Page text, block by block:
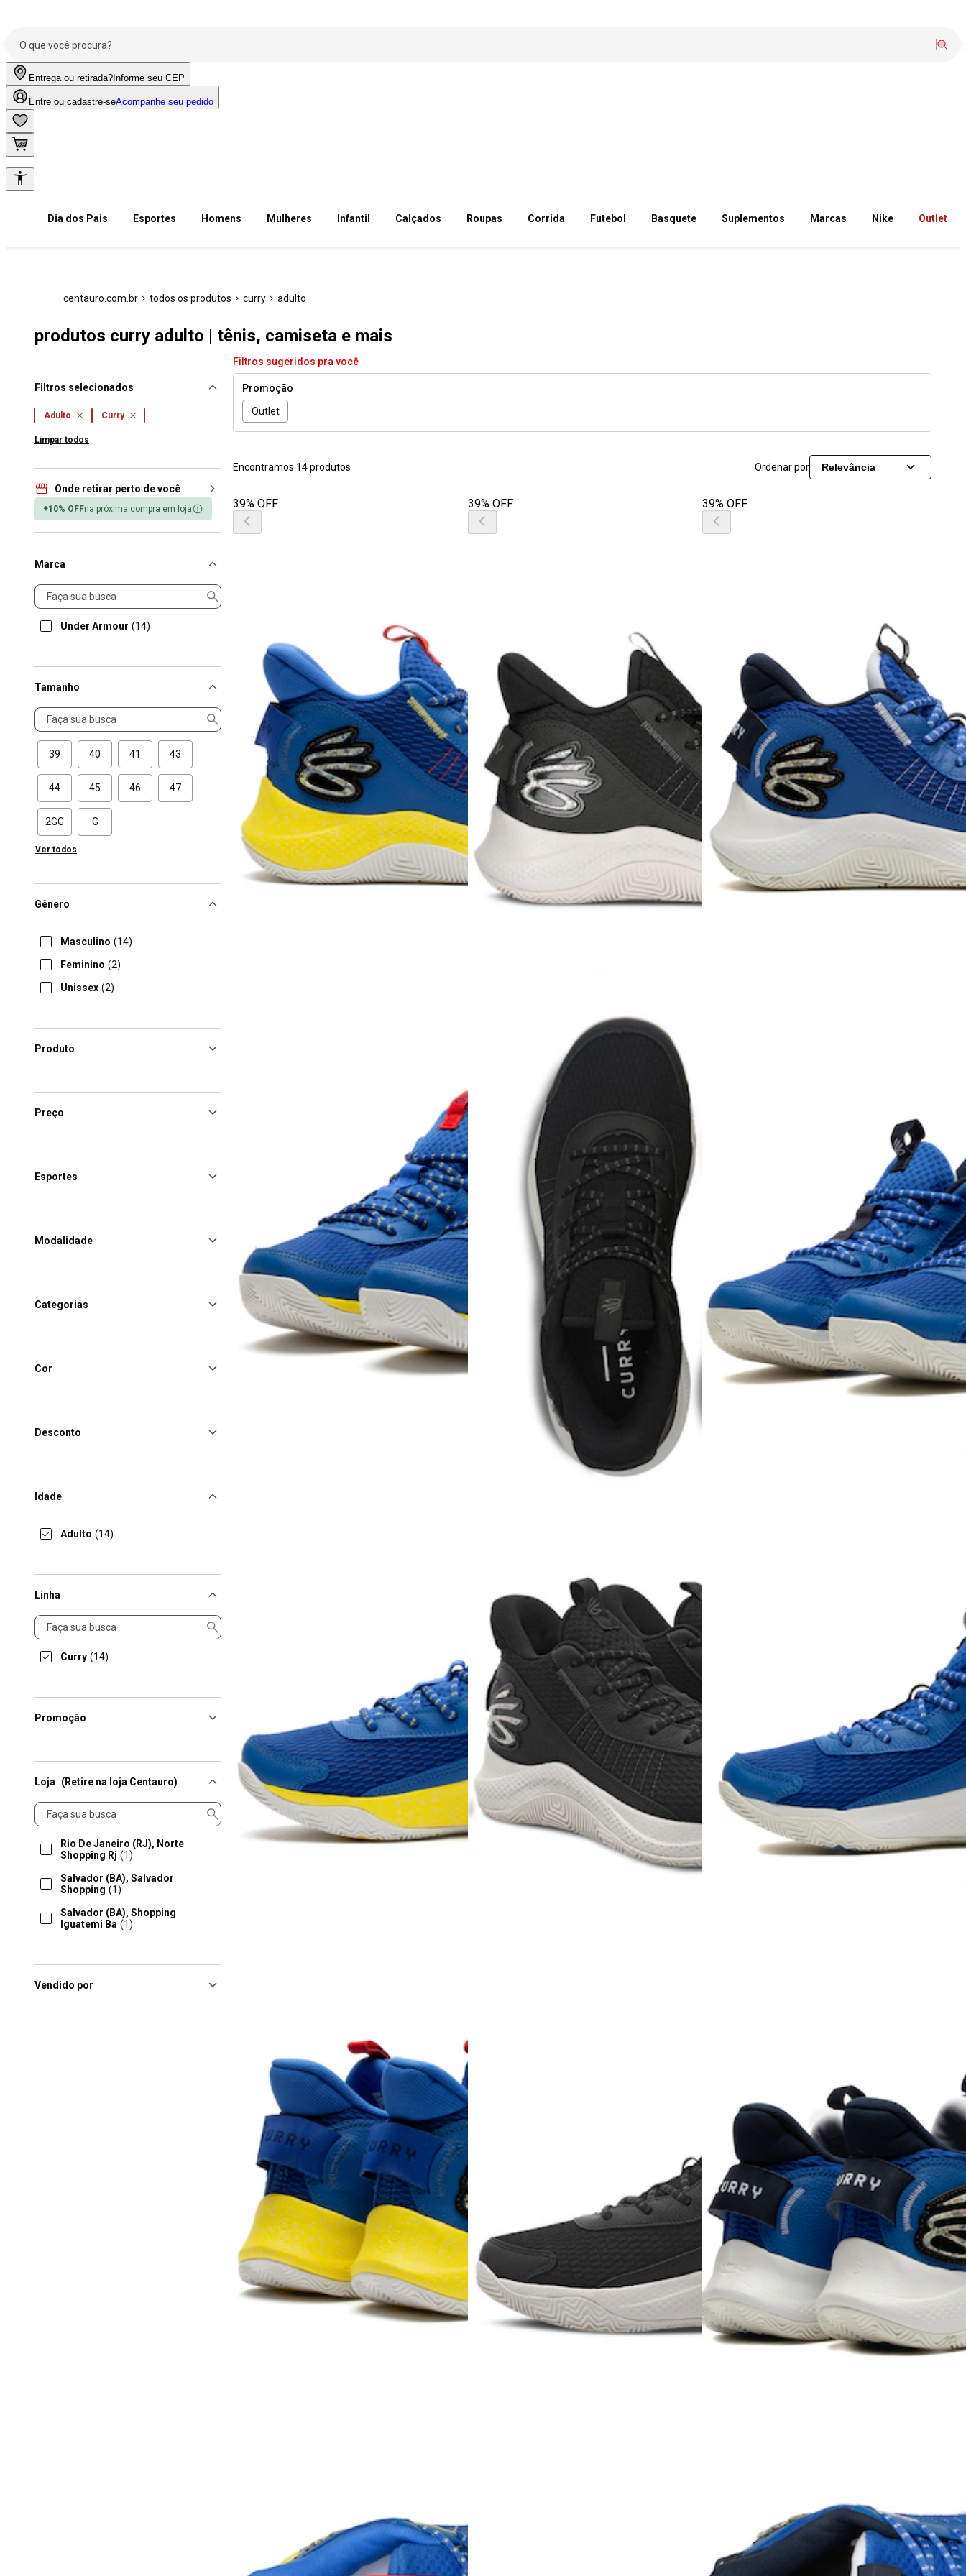
Entrega ou retirada? Informe seu CEP
Entre ou cadastre-seAcompanhe seu pedido
Dia dos Pais Esportes Homens Mulheres Infantil Calçados Roupas Corrida Futebol Basquete Suplementos Marcas Nike Outlet
centauro.com.br todos os produtos curry adulto
produtos curry adulto | tênis, camiseta e mais
Filtros selecionados
Adulto Curry
Limpar todos
Onde retirar perto de você
+10% OFFna próxima compra em loja
Marca
Marca
Under Armour (14)
Tamanho
Tamanho
39 40 41 43
44 45 46 47
2GG G
Ver todos
Gênero
Masculino (14)
Feminino (2)
Unissex (2)
Produto
Preço
Esportes
Modalidade
Categorias
Cor
Desconto
Idade
Adulto (14)
Linha
Linha
Curry (14)
Promoção
Loja (Retire na loja Centauro)
Loja
Rio De Janeiro (RJ), Norte
Shopping Rj (1)
Salvador (BA), Salvador
Shopping (1)
Salvador (BA), Shopping
Iguatemi Ba (1)
Vendido por
Filtros sugeridos pra você
Promoção
Outlet
Encontramos 14 produtos Ordenar por Relevância
39% OFF 39% OFF 39% OFF